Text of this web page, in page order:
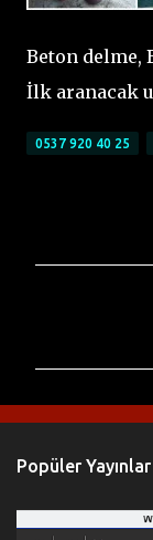
Beton delme,
İlk aranacak
0537 920 40 25
m
r
Popüler Yayınlar